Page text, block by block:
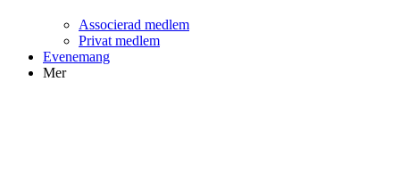
Associerad medlem
Privat medlem
Evenemang
Mer